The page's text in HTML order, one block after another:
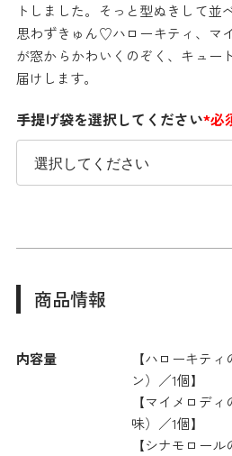
トしました。そっと型ぬきして並
思わずきゅん♡ハローキティ、マ
が窓からかわいくのぞく、キュー
届けします。
手提げ袋を選択してください*必
商品情報
内容量
【ハローキテ
ン）／1個】
【マイメロデ
味）／1個】
【シナモロー